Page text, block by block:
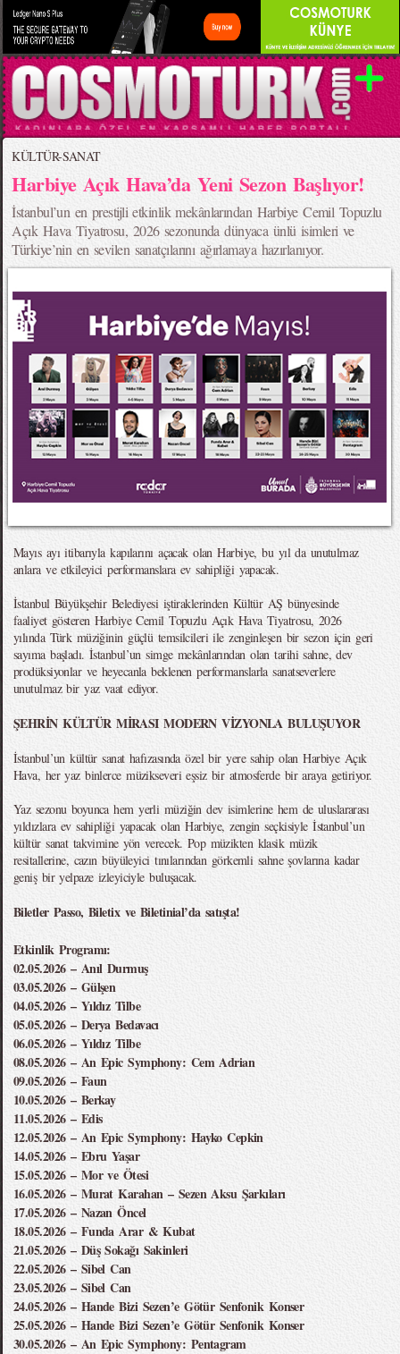
KÜLTÜR-SANAT
Harbiye Açık Hava’da Yeni Sezon Başlıyor!
İstanbul’un en prestijli etkinlik mekânlarından Harbiye Cemil Topuzlu
Açık Hava Tiyatrosu, 2026 sezonunda dünyaca ünlü isimleri ve
Türkiye’nin en sevilen sanatçılarını ağırlamaya hazırlanıyor.
Mayıs ayı itibarıyla kapılarını açacak olan Harbiye, bu yıl da unutulmaz
anlara ve etkileyici performanslara ev sahipliği yapacak.
İstanbul Büyükşehir Belediyesi iştiraklerinden Kültür AŞ bünyesinde
faaliyet gösteren Harbiye Cemil Topuzlu Açık Hava Tiyatrosu, 2026
yılında Türk müziğinin güçlü temsilcileri ile zenginleşen bir sezon için geri
sayıma başladı. İstanbul’un simge mekânlarından olan tarihi sahne, dev
prodüksiyonlar ve heyecanla beklenen performanslarla sanatseverlere
unutulmaz bir yaz vaat ediyor.
ŞEHRİN KÜLTÜR MİRASI MODERN VİZYONLA BULUŞUYOR
İstanbul’un kültür sanat hafızasında özel bir yere sahip olan Harbiye Açık
Hava, her yaz binlerce müzikseveri eşsiz bir atmosferde bir araya getiriyor.
Yaz sezonu boyunca hem yerli müziğin dev isimlerine hem de uluslararası
yıldızlara ev sahipliği yapacak olan Harbiye, zengin seçkisiyle İstanbul’un
kültür sanat takvimine yön verecek. Pop müzikten klasik müzik
resitallerine, cazın büyüleyici tınılarından görkemli sahne şovlarına kadar
geniş bir yelpaze izleyiciyle buluşacak.
Biletler Passo, Biletix ve Biletinial’da satışta!
Etkinlik Programı:
02.05.2026 – Anıl Durmuş
03.05.2026 – Gülşen
04.05.2026 – Yıldız Tilbe
05.05.2026 – Derya Bedavacı
06.05.2026 – Yıldız Tilbe
08.05.2026 – An Epic Symphony: Cem Adrian
09.05.2026 – Faun
10.05.2026 – Berkay
11.05.2026 – Edis
12.05.2026 – An Epic Symphony: Hayko Cepkin
14.05.2026 – Ebru Yaşar
15.05.2026 – Mor ve Ötesi
16.05.2026 – Murat Karahan – Sezen Aksu Şarkıları
17.05.2026 – Nazan Öncel
18.05.2026 – Funda Arar & Kubat
21.05.2026 – Düş Sokağı Sakinleri
22.05.2026 – Sibel Can
23.05.2026 – Sibel Can
24.05.2026 – Hande Bizi Sezen’e Götür Senfonik Konser
25.05.2026 – Hande Bizi Sezen’e Götür Senfonik Konser
30.05.2026 – An Epic Symphony: Pentagram